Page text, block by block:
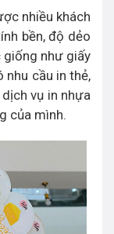
nhiều khách
bền, độ dẻo
giống như giấy
nhu cầu in thẻ,
vụ in nhựa
của mình.